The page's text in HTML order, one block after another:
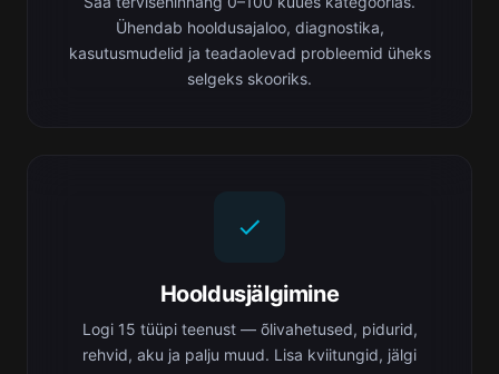
Ühendab hooldusajaloo, diagnostika,
kasutusmudelid ja teadaolevad probleemid üheks
selgeks skooriks.
Hooldusjälgimine
Logi 15 tüüpi teenust — õlivahetused, pidurid,
rehvid, aku ja palju muud. Lisa kviitungid, jälgi